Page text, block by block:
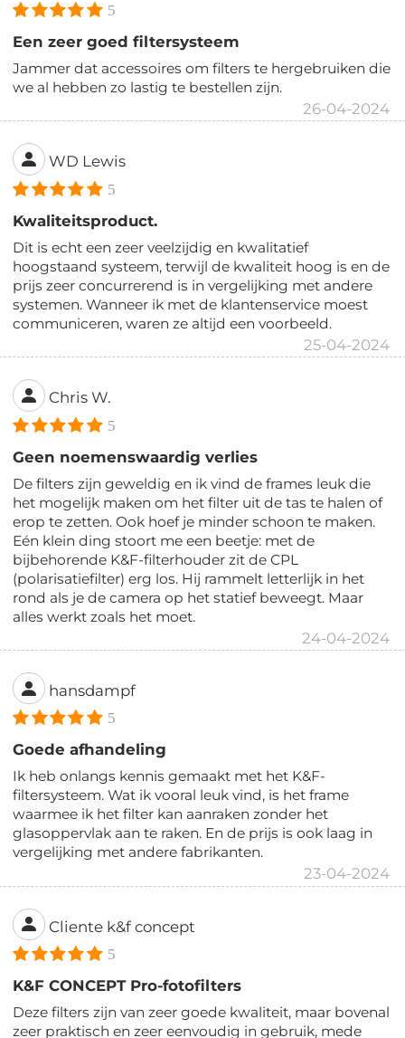
5
Een zeer goed filtersysteem
Jammer dat accessoires om filters te hergebruiken die
we al hebben zo lastig te bestellen zijn.
26-04-2024
WD Lewis
5
Kwaliteitsproduct.
Dit is echt een zeer veelzijdig en kwalitatief
hoogstaand systeem, terwijl de kwaliteit hoog is en de
prijs zeer concurrerend is in vergelijking met andere
systemen. Wanneer ik met de klantenservice moest
communiceren, waren ze altijd een voorbeeld.
25-04-2024
Chris W.
5
Geen noemenswaardig verlies
De filters zijn geweldig en ik vind de frames leuk die
het mogelijk maken om het filter uit de tas te halen of
erop te zetten. Ook hoef je minder schoon te maken.
Eén klein ding stoort me een beetje: met de
bijbehorende K&F-filterhouder zit de CPL
(polarisatiefilter) erg los. Hij rammelt letterlijk in het
rond als je de camera op het statief beweegt. Maar
alles werkt zoals het moet.
24-04-2024
hansdampf
5
Goede afhandeling
Ik heb onlangs kennis gemaakt met het K&F-
filtersysteem. Wat ik vooral leuk vind, is het frame
waarmee ik het filter kan aanraken zonder het
glasoppervlak aan te raken. En de prijs is ook laag in
vergelijking met andere fabrikanten.
23-04-2024
Cliente k&f concept
5
K&F CONCEPT Pro-fotofilters
Deze filters zijn van zeer goede kwaliteit, maar bovenal
zeer praktisch en zeer eenvoudig in gebruik, mede